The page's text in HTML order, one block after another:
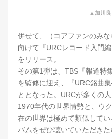
▲加川良
併せて、（コアファンのみ
向けて『URCレコード入門
をリリース。
その第1弾は、TBS『報道特
を監修に迎え、『URC銘曲
ととなった。URCが多くの
1970年代の世界情勢と、ウ
在の世界は極めて類似して
バムをぜひ聴いていただきた